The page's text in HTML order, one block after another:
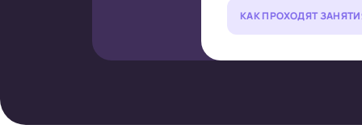
КАК ПРОХОДЯТ